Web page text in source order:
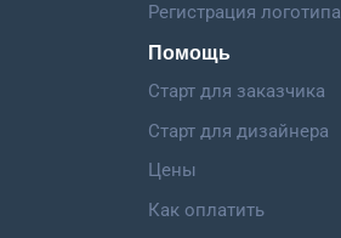
Регистрация логотипа
Помощь
Старт для заказчика
Старт для дизайнера
Цены
Как оплатить